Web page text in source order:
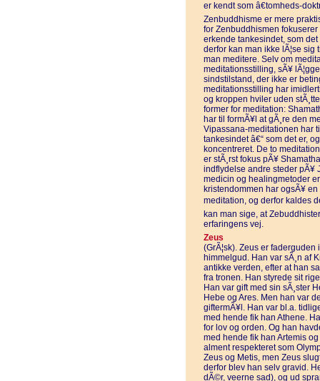
er kendt som â€tomheds-
Zenbuddhisme er mere
for Zenbuddhismen
erkende tankesindet, som
derfor kan man ikke lÃ¦se
man meditere. Selv om
meditationsstilling, sÃ¥
sindstilstand, der ikke er
meditationsstilling har
og kroppen hviler uden
former for meditation:
har til formÃ¥l at gÃ¸re den
Vipassana-meditationen har
tankesindet â€“ som det er,
koncentreret. De to
er stÃ¸rst fokus pÃ¥
indflydelse andre steder pÃ¥
medicin og healingmetoder
kristendommen har ogsÃ¥
meditation, og derfor kaldes
kan man sige, at
erfaringens vej.
Zeus
(GrÃ¦sk). Zeus er
himmelgud. Han var sÃ¸n af
antikke verden, efter at han
fra tronen. Han styrede sit
Han var gift med sin sÃ¸ster
Hebe og Ares. Men han var
giftermÃ¥l. Han var bl.a.
med hende fik han Athene.
for lov og orden. Og han
med hende fik han Artemis
alment respekteret som
Zeus og Metis, men Zeus
derfor blev han selv gravid.
dÃ©r, veerne sad), og ud